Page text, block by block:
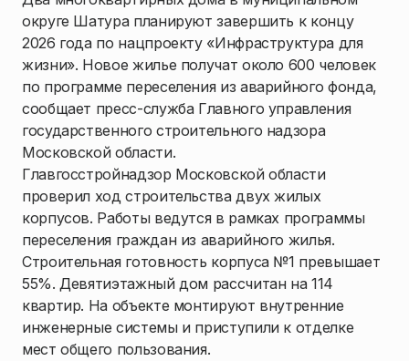
округе Шатура планируют завершить к концу
2026 года по нацпроекту «Инфраструктура для
жизни». Новое жилье получат около 600 человек
по программе переселения из аварийного фонда,
сообщает пресс-служба Главного управления
государственного строительного надзора
Московской области.
Главгосстройнадзор Московской области
проверил ход строительства двух жилых
корпусов. Работы ведутся в рамках программы
переселения граждан из аварийного жилья.
Строительная готовность корпуса №1 превышает
55%. Девятиэтажный дом рассчитан на 114
квартир. На объекте монтируют внутренние
инженерные системы и приступили к отделке
мест общего пользования.